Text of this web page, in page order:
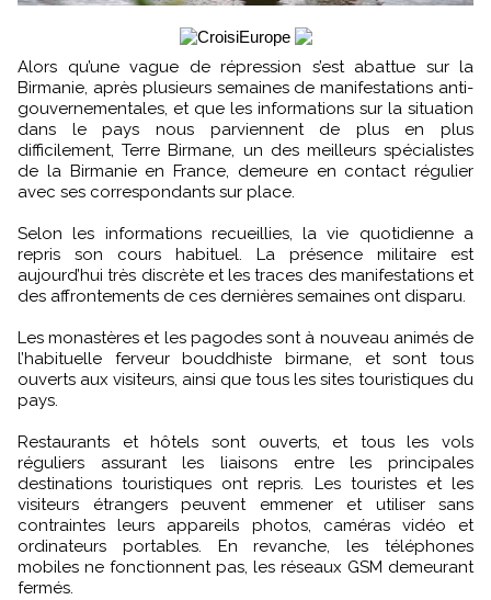
Alors qu’une vague de répression s’est abattue sur la
Birmanie, après plusieurs semaines de manifestations anti-
gouvernementales, et que les informations sur la situation
dans le pays nous parviennent de plus en plus
difficilement, Terre Birmane, un des meilleurs spécialistes
de la Birmanie en France, demeure en contact régulier
avec ses correspondants sur place.
Selon les informations recueillies, la vie quotidienne a
repris son cours habituel. La présence militaire est
aujourd’hui très discrète et les traces des manifestations et
des affrontements de ces dernières semaines ont disparu.
Les monastères et les pagodes sont à nouveau animés de
l’habituelle ferveur bouddhiste birmane, et sont tous
ouverts aux visiteurs, ainsi que tous les sites touristiques du
pays.
Restaurants et hôtels sont ouverts, et tous les vols
réguliers assurant les liaisons entre les principales
destinations touristiques ont repris. Les touristes et les
visiteurs étrangers peuvent emmener et utiliser sans
contraintes leurs appareils photos, caméras vidéo et
ordinateurs portables. En revanche, les téléphones
mobiles ne fonctionnent pas, les réseaux GSM demeurant
fermés.